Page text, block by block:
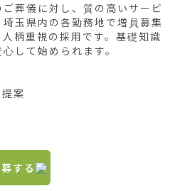
葬儀に対し、質の高いサービ
玉県内の各勤務地で増員募集
柄重視の採用です。基礎知識
して始められます。
案
する